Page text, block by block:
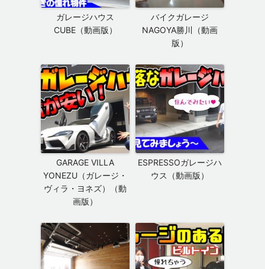
ガレージハウス
CUBE（動画版）
バイクガレージ
NAGOYA勝川（動画
版）
GARAGE VILLA
YONEZU（ガレージ・
ヴィラ・ヨネズ）（動
画版）
ESPRESSOガレージハ
ウス（動画版）